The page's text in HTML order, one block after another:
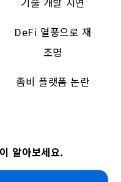
DeFi 열풍으로 재
조명
좀비 플랫폼 논란
알아보세요.